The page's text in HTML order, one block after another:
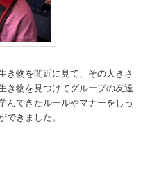
き物を間近に見て、その大きさ
き物を見つけてグループの友達
んできたルールやマナーをしっ
きました。